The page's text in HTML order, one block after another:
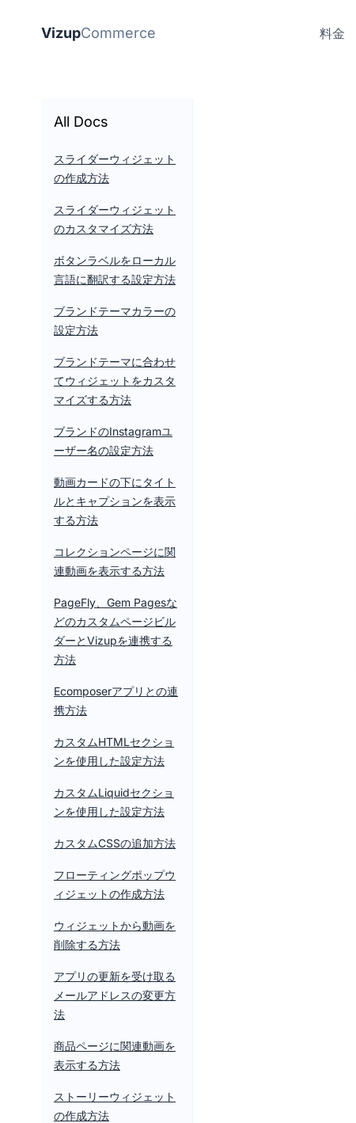
VizupCommerce 料金
All Docs
スライダーウィジェット
の作成方法
スライダーウィジェット
のカスタマイズ方法
ボタンラベルをローカル
言語に翻訳する設定方法
ブランドテーマカラーの
設定方法
ブランドテーマに合わせ
てウィジェットをカスタ
マイズする方法
ブランドのInstagramユ
ーザー名の設定方法
動画カードの下にタイト
ルとキャプションを表示
する方法
コレクションページに関
連動画を表示する方法
PageFly、Gem Pagesな
どのカスタムページビル
ダーとVizupを連携する
方法
Ecomposerアプリとの連
携方法
カスタムHTMLセクショ
ンを使用した設定方法
カスタムLiquidセクショ
ンを使用した設定方法
カスタムCSSの追加方法
フローティングポップウ
ィジェットの作成方法
ウィジェットから動画を
削除する方法
アプリの更新を受け取る
メールアドレスの変更方
法
商品ページに関連動画を
表示する方法
ストーリーウィジェット
の作成方法